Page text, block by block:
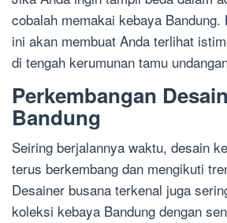
cobalah memakai kebaya Bandung.
ini akan membuat Anda terlihat
di tengah kerumunan tamu
Perkembangan
Bandung
Seiring berjalannya waktu, desain
terus berkembang dan mengikuti
Desainer busana terkenal juga
koleksi kebaya Bandung dengan